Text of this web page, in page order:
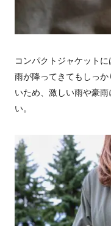
コンパクトジャケット
雨が降ってきてもしっ
いため、激しい雨や豪
い。